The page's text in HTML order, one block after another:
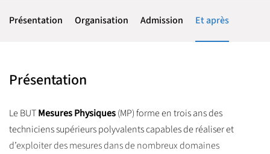
Présentation Organisation Admission Et après
Présentation
Le BUTMesures Physiques(MP) forme en trois ans des
techniciens supérieurs polyvalents capables de réaliser et
d’exploiter des mesures dans de nombreux domaines